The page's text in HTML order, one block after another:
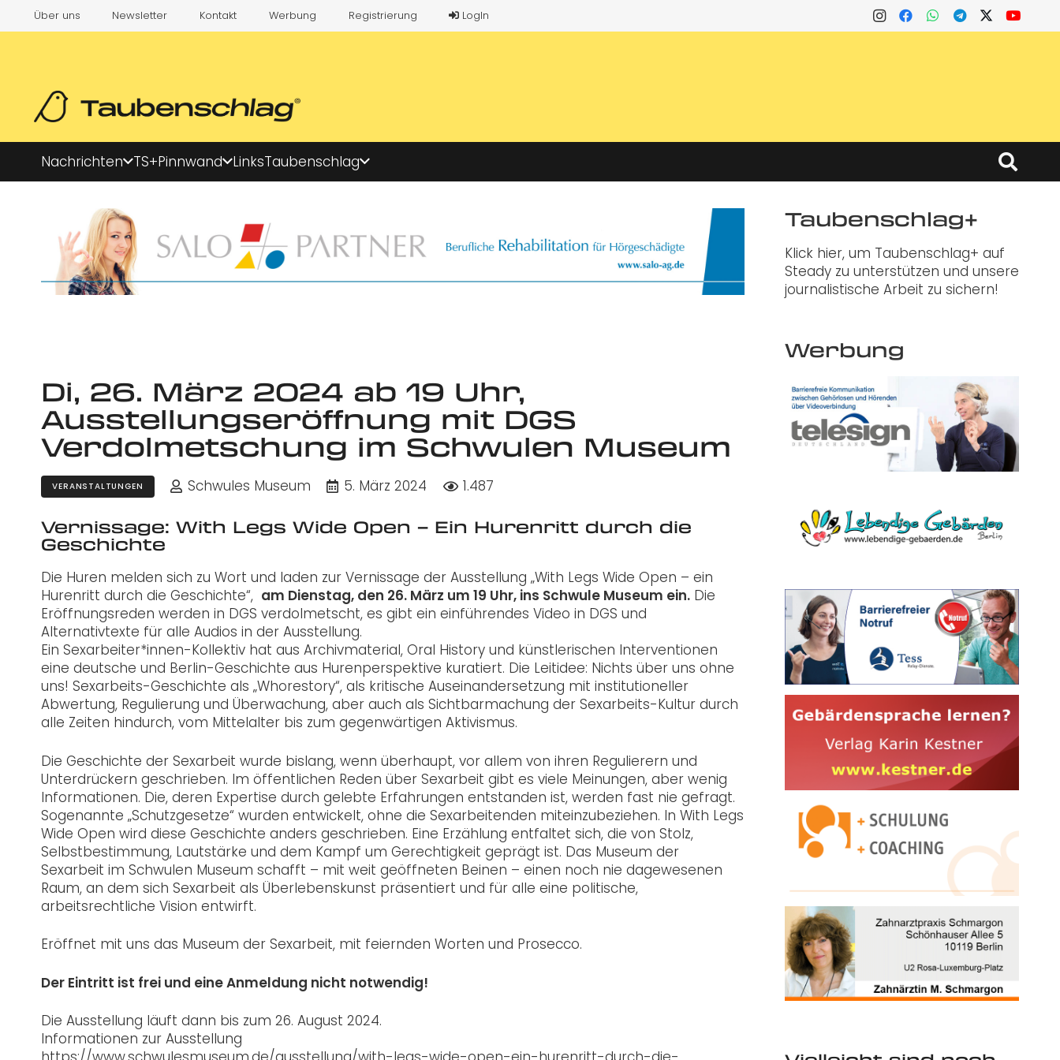
Über uns Newsletter Kontakt Werbung Registrierung LogIn
Nachrichten TS+Pinnwand LinksTaubenschlag
Di, 26. März 2024 ab 19 Uhr,
Ausstellungseröffnung mit DGS
Verdolmetschung im Schwulen Museum
VERANSTALTUNGEN Schwules Museum 5. März 2024 1.487
Vernissage: With Legs Wide Open – Ein Hurenritt durch die
Geschichte
Die Huren melden sich zu Wort und laden zur Vernissage der Ausstellung „With Legs Wide Open – ein
Hurenritt durch die Geschichte“, am Dienstag, den 26. März um 19 Uhr, ins Schwule Museum ein. Die
Eröffnungsreden werden in DGS verdolmetscht, es gibt ein einführendes Video in DGS und
Alternativtexte für alle Audios in der Ausstellung.
Ein Sexarbeiter*innen-Kollektiv hat aus Archivmaterial, Oral History und künstlerischen Interventionen
eine deutsche und Berlin-Geschichte aus Hurenperspektive kuratiert. Die Leitidee: Nichts über uns ohne
uns! Sexarbeits-Geschichte als „Whorestory“, als kritische Auseinandersetzung mit institutioneller
Abwertung, Regulierung und Überwachung, aber auch als Sichtbarmachung der Sexarbeits-Kultur durch
alle Zeiten hindurch, vom Mittelalter bis zum gegenwärtigen Aktivismus.
Die Geschichte der Sexarbeit wurde bislang, wenn überhaupt, vor allem von ihren Regulierern und
Unterdrückern geschrieben. Im öffentlichen Reden über Sexarbeit gibt es viele Meinungen, aber wenig
Informationen. Die, deren Expertise durch gelebte Erfahrungen entstanden ist, werden fast nie gefragt.
Sogenannte „Schutzgesetze“ wurden entwickelt, ohne die Sexarbeitenden miteinzubeziehen. In With Legs
Wide Open wird diese Geschichte anders geschrieben. Eine Erzählung entfaltet sich, die von Stolz,
Selbstbestimmung, Lautstärke und dem Kampf um Gerechtigkeit geprägt ist. Das Museum der
Sexarbeit im Schwulen Museum schafft – mit weit geöffneten Beinen – einen noch nie dagewesenen
Raum, an dem sich Sexarbeit als Überlebenskunst präsentiert und für alle eine politische,
arbeitsrechtliche Vision entwirft.
Eröffnet mit uns das Museum der Sexarbeit, mit feiernden Worten und Prosecco.
Der Eintritt ist frei und eine Anmeldung nicht notwendig!
Die Ausstellung läuft dann bis zum 26. August 2024.
Informationen zur Ausstellung
Taubenschlag+
Klick hier, um Taubenschlag+ auf
Steady zu unterstützen und unsere
journalistische Arbeit zu sichern!
Werbung